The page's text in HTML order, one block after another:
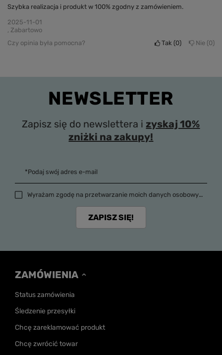
Szybka realizacja i produkt w 100% zgodny z zamówieniem.
2025-11-01
, Zabartowo
Czy opinia była pomocna?
Tak 0 Nie 0
NEWSLETTER
Zapisz się do newslettera i zyskaj 10%
zniżki na zakupy!
*Podaj swój adres e-mail
Wyrażam zgodę na przetwarzanie moich danych osobowych (adres e-mail) na potrzeby wysyłki newslettera z informacją handlową (marketing). Więcej w
ZAPISZ SIĘ!
ZAMÓWIENIA
Status zamówienia
Śledzenie przesyłki
Chcę zareklamować produkt
Chcę zwrócić towar